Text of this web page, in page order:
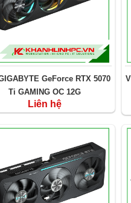
GeForce RTX 5070
Ti GAMING OC 12G
Liên hệ